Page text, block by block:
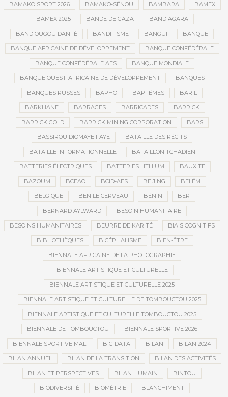
BAMAKO SPORT 2026 BAMAKO-SÉNOU BAMBARA BAMEX
BAMEX 2025 BANDE DE GAZA BANDIAGARA
BANDIOUGOU DANTÉ BANDITISME BANGUI BANQUE
BANQUE AFRICAINE DE DÉVELOPPEMENT BANQUE CONFÉDÉRALE
BANQUE CONFÉDÉRALE AES BANQUE MONDIALE
BANQUE OUEST-AFRICAINE DE DÉVELOPPEMENT BANQUES
BANQUES RUSSES BAPHO BAPTÊMES BARIL
BARKHANE BARRAGES BARRICADES BARRICK
BARRICK GOLD BARRICK MINING CORPORATION BARS
BASSIROU DIOMAYE FAYE BATAILLE DES RÉCITS
BATAILLE INFORMATIONNELLE BATAILLON TCHADIEN
BATTERIES ÉLECTRIQUES BATTERIES LITHIUM BAUXITE
BAZOUM BCEAO BCID-AES BEIJING BELÉM
BELGIQUE BEN LE CERVEAU BÉNIN BER
BERNARD AYLWARD BESOIN HUMANITAIRE
BESOINS HUMANITAIRES BEURRE DE KARITÉ BIAIS COGNITIFS
BIBLIOTHÈQUES BICÉPHALISME BIEN-ÊTRE
BIENNALE AFRICAINE DE LA PHOTOGRAPHIE
BIENNALE ARTISTIQUE ET CULTURELLE
BIENNALE ARTISTIQUE ET CULTURELLE 2025
BIENNALE ARTISTIQUE ET CULTURELLE DE TOMBOUCTOU 2025
BIENNALE ARTISTIQUE ET CULTURELLE TOMBOUCTOU 2025
BIENNALE DE TOMBOUCTOU BIENNALE SPORTIVE 2026
BIENNALE SPORTIVE MALI BIG DATA BILAN BILAN 2024
BILAN ANNUEL BILAN DE LA TRANSITION BILAN DES ACTIVITÉS
BILAN ET PERSPECTIVES BILAN HUMAIN BINTOU
BIODIVERSITÉ BIOMÉTRIE BLANCHIMENT